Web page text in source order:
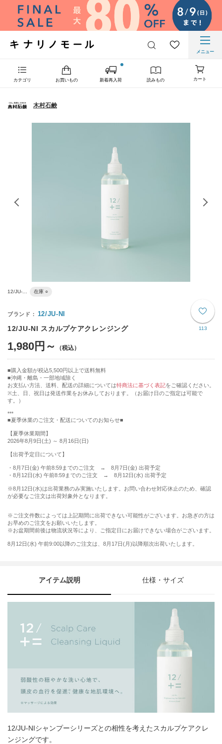
メニュー
カテゴリ お買いもの 新着再入荷 読みもの カート
木村石鹸
12/JU-… 在庫 ○
113
12/JU-NI
12/JU-NI スカルプケアクレンジング
1,980円～
購入金額が税込5,500円以上で送料無料
沖縄・離島・一部地域除く
お支払い方法、送料、配送の詳細については特商法に基づく表記をご確認ください。
※土、日、祝日は発送作業をお休みしております。（お届け日のご指定は可能で
す。）
***
■夏季休業のご注文・配送についてのお知らせ■
【夏季休業期間】
2026年8月9日(土) ～ 8月16日(日)
【出荷予定日について】
・8月7日(金) 午前8:59までのご注文 → 8月7日(金) 出荷予定
・8月12日(水) 午前8:59までのご注文 → 8月12日(水) 出荷予定
※8月12日(水)は出荷業務のみ実施いたします。お問い合わせ対応休止のため、確認
が必要なご注文は出荷対象外となります。
※ご注文件数によっては上記期間に出荷できない可能性がございます。お急ぎの方は
お早めのご注文をお願いいたします。
※お盆期間前後は物流状況等により、ご指定日にお届けできない場合がございます。
8月12日(水) 午前9:00以降のご注文は、8月17日(月)以降順次出荷いたします。
アイテム説明 仕様・サイズ
12/JU-NIシャンプーシリーズとの相性を考えたスカルプケアクレ
ンジングです。